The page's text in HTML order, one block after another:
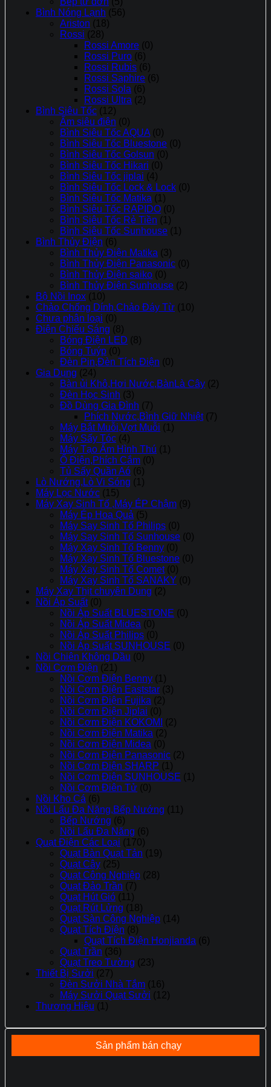
Bình Nóng Lạnh (56)
Ariston (18)
Rossi (28)
Rossi Amore (0)
Rossi Puro (6)
Rossi Rubis (6)
Rossi Saphire (6)
Rossi Sola (6)
Rossi Ultra (2)
Bình Siêu Tốc (12)
Ấm siêu điện (0)
Bình Siêu Tốc AQUA (0)
Bình Siêu Tốc Bluestone (0)
Bình Siêu Tốc Golsun (0)
Bình Siêu Tốc Hikari (0)
Bình Siêu Tốc jiplai (4)
Bình Siêu Tốc Lock & Lock (0)
Bình Siêu Tốc Matika (1)
Bình Siêu Tốc RAPIDO (0)
Bình Siêu Tốc Rẻ Tiền (1)
Bình Siêu Tốc Sunhouse (1)
Bình Thủy Điện (6)
Bình Thủy Điện Matika (3)
Bình Thủy Điện Panasonic (0)
Bình Thủy Điện saiko (0)
Bình Thủy Điện Sunhouse (2)
Bộ Nồi Inox (10)
Chảo Chống Dính,Chảo Đáy Từ (10)
Chưa phân loại (0)
Điện Chiếu Sáng (8)
Bóng Điện LED (8)
Bóng Tuýp (0)
Đèn Pin,Đèn Tích Điện (0)
Gia Dụng (24)
Bàn ủi Khô,Hơi Nước,BànLà Cây (2)
Đèn Học Sinh (3)
Đồ Dùng Gia Đình (7)
Phích Nước,Bình Giữ Nhiệt (7)
Máy Bắt Muỗi,Vợt Muỗi (1)
Máy Sấy Tóc (4)
Máy Tạo Ẩm Hình Thú (1)
Ổ Điện,Phích Cắm (0)
Tủ Sấy Quần Aó (6)
Lò Nướng,Lò Vi Sóng (1)
Máy Lọc Nước (15)
Máy Xay Sinh Tố ,Máy ÉP Chậm (9)
Máy Ép Hoa Quả (5)
Máy Say Sinh Tố Philips (0)
Máy Say Sinh Tố Sunhouse (0)
Máy Xay Sinh Tố Benny (0)
Máy Xay Sinh Tố Bluestone (0)
Máy Xay Sinh Tố Comet (0)
Máy Xay Sinh Tố SANAKY (0)
Máy Xay Thịt chuyên Dụng (2)
Nồi Áp Suất (0)
Nồi Áp Suất BLUESTONE (0)
Nồi Áp Suất Midea (0)
Nồi Áp Suất Philips (0)
Nồi Áp Suất SUNHOUSE (0)
Nồi Chiên Không Dầu (0)
Nồi Cơm Điện (21)
Nồi Cơm Điện Benny (1)
Nồi Cơm Điện Eaststar (3)
Nồi Cơm Điện Fujika (2)
Nồi Cơm Điện Jiplai (0)
Nồi Cơm Điện KOKOMI
(2)
Nồi Cơm Điện Matika (2)
Nồi Cơm Điện Midea (0)
Nồi Cơm Điện Panasonic (2)
Nồi Cơm Điện SHARP (1)
Nồi Cơm Điện SUNHOUSE (1)
Nồi Cơm Điên Tử (0)
Nồi Kho Cá (6)
Nồi Lẩu Đa Năng,Bếp Nướng (11)
Bếp Nướng (6)
Nồi Lẩu Đa Năng (6)
Quạt Điện Các Loại (170)
Quạt Bàn Quạt Tản (19)
Quạt Cây (25)
Quạt Công Nghiệp (28)
Quạt Đảo Trần (7)
Quạt Hút Gió (11)
Quạt Rút Lửng (18)
Quạt Sàn Công Nghiệp (14)
Quạt Tích Điện (8)
Quạt Tích Điện Honjianda (6)
Quạt Trần (36)
Quạt Treo Tường (23)
Thiết Bị Sưởi (27)
Đèn Sưởi Nhà Tắm (16)
Máy Sưởi Quạt Sưởi (12)
Thương Hiệu (1)
Sản phẩm bán chạy